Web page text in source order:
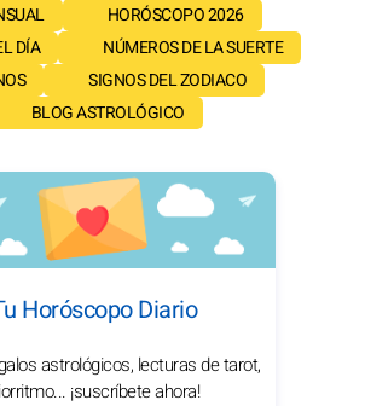
HORÓSCOPO 2026
DÍA
NÚMEROS DE LA SUERTE
SIGNOS DEL ZODIACO
BLOG ASTROLÓGICO
Horóscopo Diario
astrológicos, lecturas de tarot,
¡suscríbete ahora!